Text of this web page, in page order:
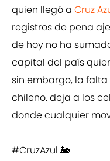
quien llegó a Cruz
registros de pena
de hoy no ha
capital del país
sin embargo, la
chileno. deja a los
donde cualquier
#CruzAzul 🚂